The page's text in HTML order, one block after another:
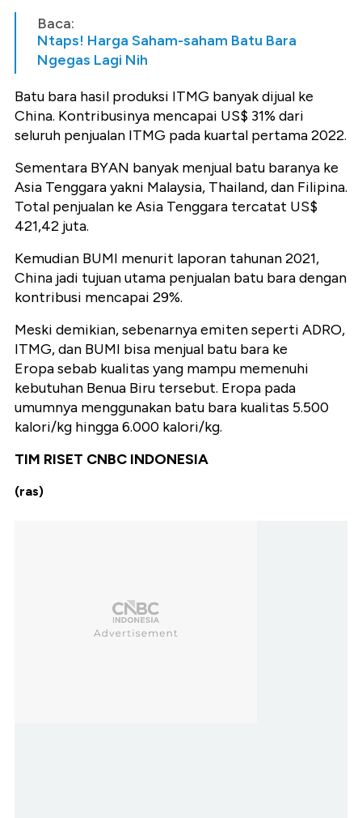
Baca:
Ntaps! Harga Saham-saham Batu Bara
Ngegas Lagi Nih
Batu bara hasil produksi ITMG banyak dijual ke
China. Kontribusinya mencapai US$ 31% dari
seluruh penjualan ITMG pada kuartal pertama 2022.
Sementara BYAN banyak menjual batu baranya ke
Asia Tenggara yakni Malaysia, Thailand, dan Filipina.
Total penjualan ke Asia Tenggara tercatat US$
421,42 juta.
Kemudian BUMI menurit laporan tahunan 2021,
China jadi tujuan utama penjualan batu bara dengan
kontribusi mencapai 29%.
Meski demikian, sebenarnya emiten seperti ADRO,
ITMG, dan BUMI bisa menjual batu bara ke
Eropa sebab kualitas yang mampu memenuhi
kebutuhan Benua Biru tersebut. Eropa pada
umumnya menggunakan batu bara kualitas 5.500
kalori/kg hingga 6.000 kalori/kg.
TIM RISET CNBC INDONESIA
(ras)